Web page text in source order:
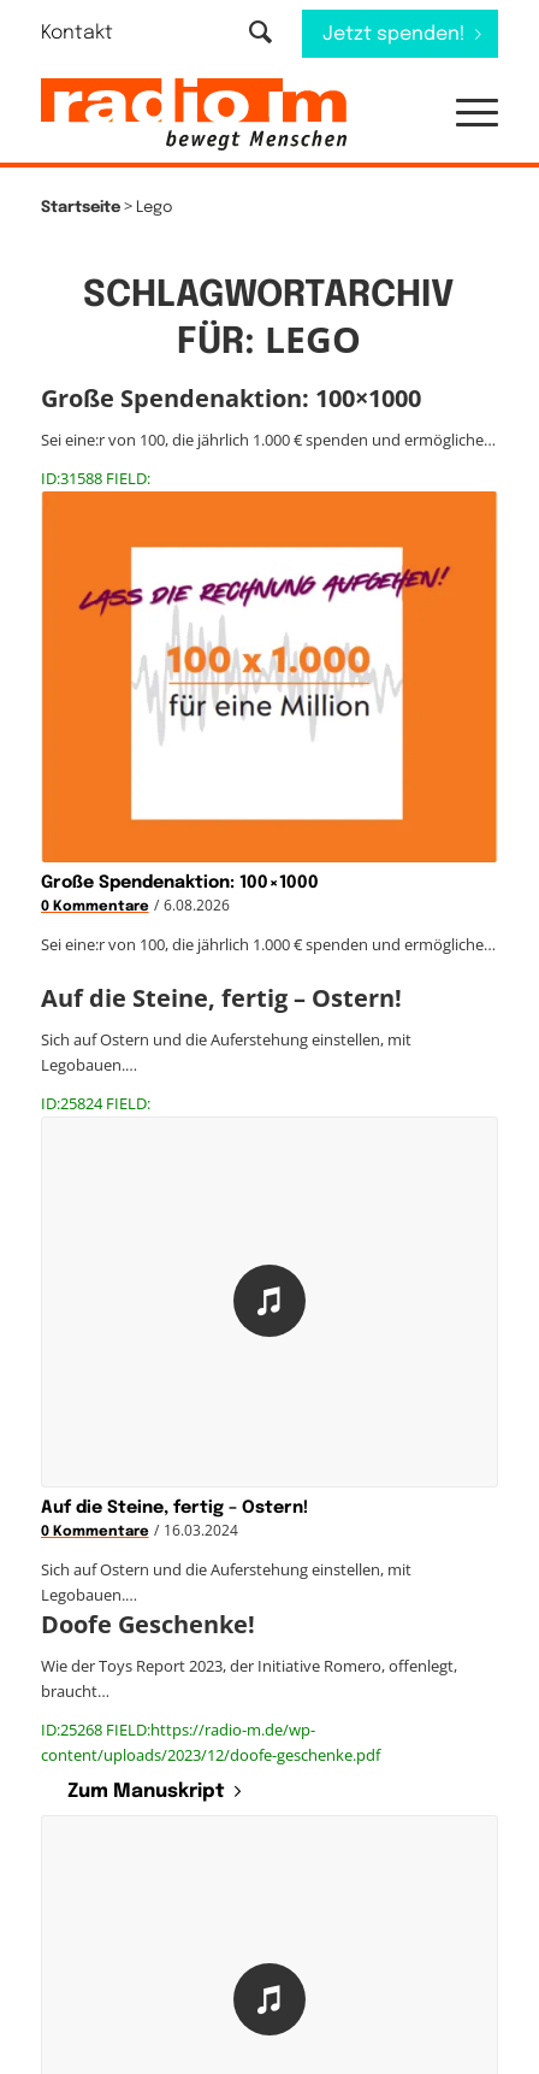
Kontakt Jetzt spenden!
Startseite> Lego
SCHLAGWORTARCHIV
FÜR: LEGO
Große Spendenaktion: 100×1000
Sei eine:r von 100, die jährlich 1.000 € spenden und ermögliche…
ID:31588 FIELD:
Große Spendenaktion: 100×1000
0 Kommentare / 6.08.2026
Sei eine:r von 100, die jährlich 1.000 € spenden und ermögliche…
Auf die Steine, fertig – Ostern!
Sich auf Ostern und die Auferstehung einstellen, mit
Legobauen.…
ID:25824 FIELD:
Auf die Steine, fertig – Ostern!
0 Kommentare / 16.03.2024
Sich auf Ostern und die Auferstehung einstellen, mit
Legobauen.…
Doofe Geschenke!
Wie der Toys Report 2023, der Initiative Romero, offenlegt,
braucht…
ID:25268 FIELD:https://radio-m.de/wp-
content/uploads/2023/12/doofe-geschenke.pdf
Zum Manuskript